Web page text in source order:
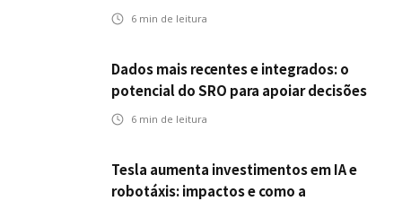
nos EUA: como a circulação desses
6 min de leitura
Dados mais recentes e integrados: o
potencial do SRO para apoiar decisões
nas seguradoras
6 min de leitura
Tesla aumenta investimentos em IA e
robotáxis: impactos e como a